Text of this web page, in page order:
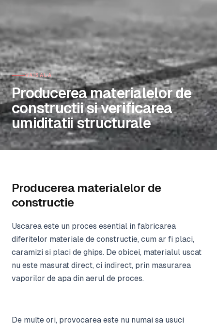
VAISALA
Producerea materialelor de
constructii si verificarea
umiditatii structurale
Producerea materialelor de
constructie
Uscarea este un proces esential in fabricarea
diferitelor materiale de constructie, cum ar fi placi,
caramizi si placi de ghips. De obicei, materialul uscat
nu este masurat direct, ci indirect, prin masurarea
vaporilor de apa din aerul de proces.
De multe ori, provocarea este nu numai sa usuci